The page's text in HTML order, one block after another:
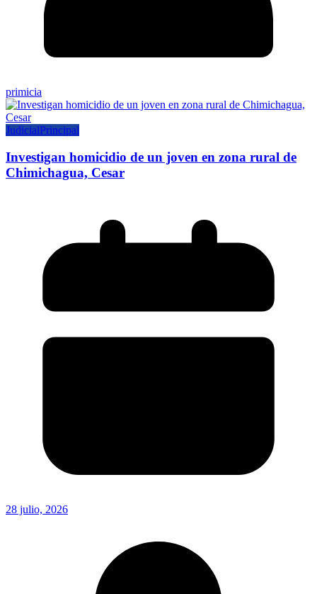
primicia
JudicialPrincipal
Investigan homicidio de un joven en zona rural de
Chimichagua, Cesar
28 julio, 2026